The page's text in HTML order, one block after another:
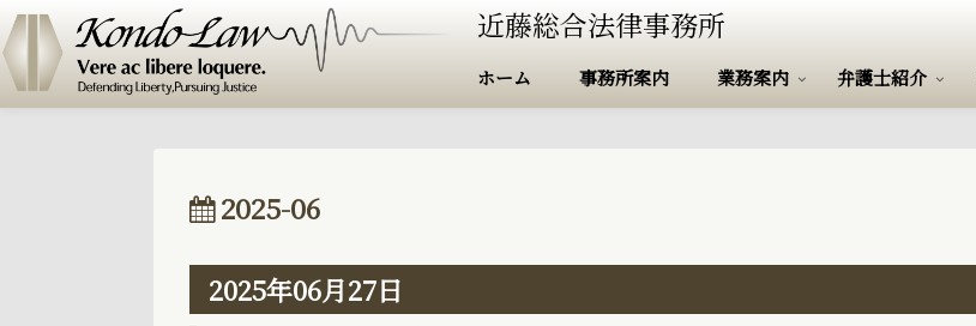
ホーム 事務所案内 業務案内 弁護士紹介
2025-06
2025年06月27日